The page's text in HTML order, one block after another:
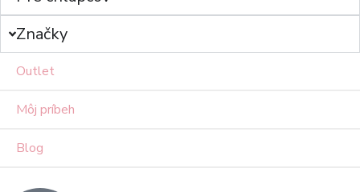
Značky
Outlet
Môj príbeh
Blog